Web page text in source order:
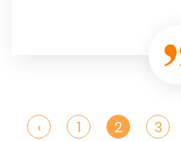
‹ 1 2 3